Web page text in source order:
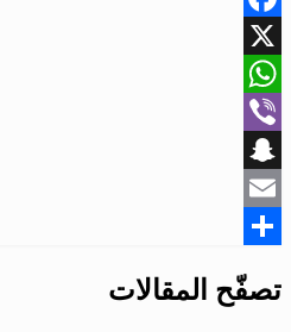
Facebook
X
WhatsApp
Viber
Snapchat
Email
تصفّح المقالات